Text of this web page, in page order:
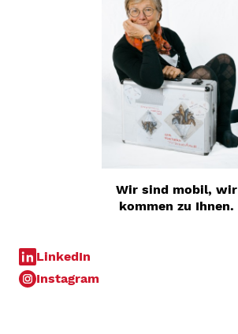
Wir sind mobil, wir
kommen zu Ihnen.
LinkedIn
Instagram